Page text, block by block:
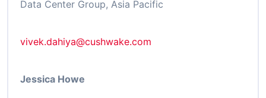
Data Center Group, Asia Pacific
vivek.dahiya@cushwake.com
Jessica Howe